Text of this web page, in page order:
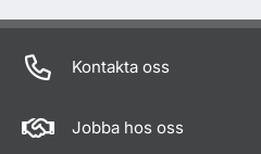
Kontakta oss
Jobba hos oss